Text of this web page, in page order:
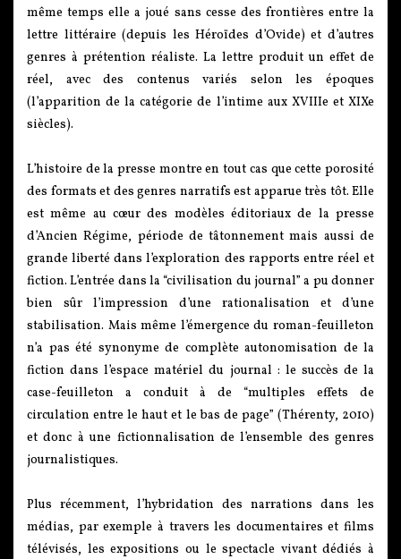
même temps elle a joué sans cesse des frontières entre la
lettre littéraire (depuis les Héroïdes d’Ovide) et d’autres
genres à prétention réaliste. La lettre produit un effet de
réel, avec des contenus variés selon les époques
(l’apparition de la catégorie de l’intime aux XVIIIe et XIXe
siècles).
L’histoire de la presse montre en tout cas que cette porosité
des formats et des genres narratifs est apparue très tôt. Elle
est même au cœur des modèles éditoriaux de la presse
d’Ancien Régime, période de tâtonnement mais aussi de
grande liberté dans l’exploration des rapports entre réel et
fiction. L’entrée dans la “civilisation du journal” a pu donner
bien sûr l’impression d’une rationalisation et d’une
stabilisation. Mais même l’émergence du roman-feuilleton
n’a pas été synonyme de complète autonomisation de la
fiction dans l’espace matériel du journal : le succès de la
case-feuilleton a conduit à de “multiples effets de
circulation entre le haut et le bas de page” (Thérenty, 2010)
et donc à une fictionnalisation de l’ensemble des genres
journalistiques.
Plus récemment, l’hybridation des narrations dans les
médias, par exemple à travers les documentaires et films
télévisés, les expositions ou le spectacle vivant dédiés à